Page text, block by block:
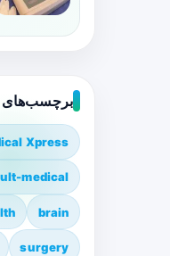
برچسب‌های
Xpress
medical
brain
surgery